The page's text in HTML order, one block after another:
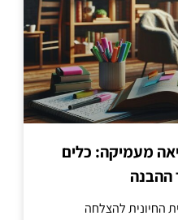
מעמיקה: כלים
ההבנה
החיונית להצלחה